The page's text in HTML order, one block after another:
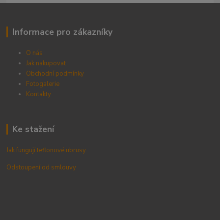
Informace pro zákazníky
O nás
Jak nakupovat
Obchodní podmínky
Fotogalerie
Kontakty
Ke stažení
Jak fungují teflonové ubrusy
Odstoupení od smlouvy